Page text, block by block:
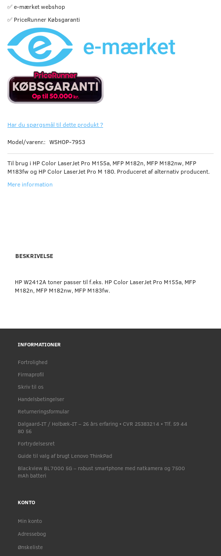
✅ e-mærket webshop
✅ PriceRunner Købsgaranti
Har du spørgsmål til dette produkt ?
Model/varenr.: WSHOP-7953
Til brug i HP Color LaserJet Pro M155a, MFP M182n, MFP M182nw, MFP
M183fw og HP Color LaserJet Pro M 180. Produceret af alternativ producent.
Mere information
BESKRIVELSE
HP W2412A toner passer til f.eks. HP Color LaserJet Pro M155a, MFP
M182n, MFP M182nw, MFP M183fw.
INFORMATIONER
Fortrolighed
Firmaprofil
Skriv til os
Handelsbetingelser
Returneringsformular
Dalgaard-IT / Holbæk-IT – 26 års erfaring • CVR 25383214 • Tlf. 59 44
80 56
Fortrydelsesret
Guide til valg af brugt Lenovo ThinkPad
Blackview BL7000 5G – robust smartphone med natkamera og 7500
mAh batteri
KONTO
Min konto
Adressebog
Ønskeliste